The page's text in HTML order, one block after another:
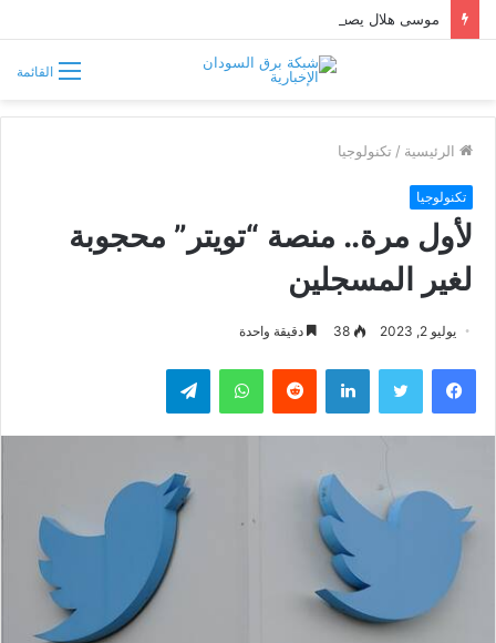
القائمة
الرئيسية / تكنولوجيا
تكنولوجيا
لأول مرة.. منصة “تويتر” محجوبة
لغير المسجلين
يوليو 2, 2023 38 دقيقة واحدة
فيسبوك تويتر لينكدإن واتساب تيلقرام